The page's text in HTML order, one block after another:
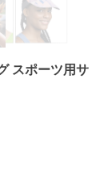
スポーツ用サ